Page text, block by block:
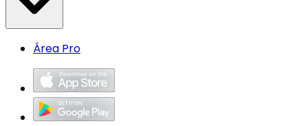
Área Pro